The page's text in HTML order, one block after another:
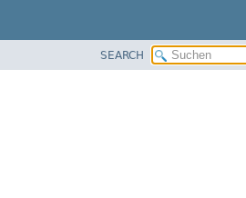
SEARCH